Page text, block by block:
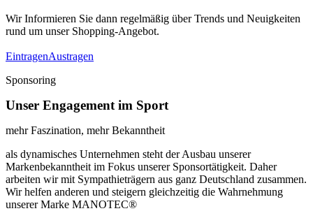
Wir Informieren Sie dann regelmäßig über Trends und Neuigkeiten
rund um unser Shopping-Angebot.
EintragenAustragen
Sponsoring
Unser Engagement im Sport
mehr Faszination, mehr Bekanntheit
als dynamisches Unternehmen steht der Ausbau unserer
Markenbekanntheit im Fokus unserer Sponsortätigkeit. Daher
arbeiten wir mit Sympathieträgern aus ganz Deutschland zusammen.
Wir helfen anderen und steigern gleichzeitig die Wahrnehmung
unserer Marke MANOTEC®